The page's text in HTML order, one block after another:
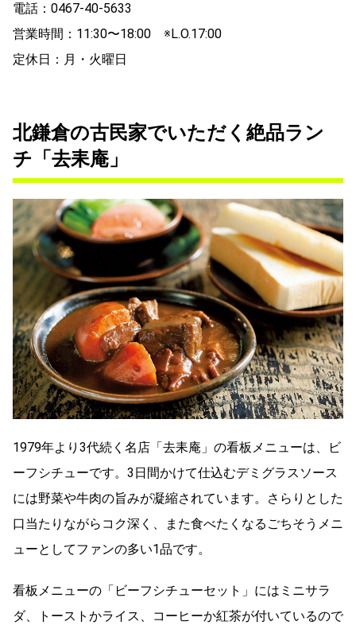
電話：0467-40-5633
営業時間：11:30〜18:00 ※L.O.17:00
定休日：月・火曜日
北鎌倉の古民家でいただく絶品ラン
チ「去耒庵」
1979年より3代続く名店「去耒庵」の看板メニューは、ビ
ーフシチューです。3日間かけて仕込むデミグラスソース
には野菜や牛肉の旨みが凝縮されています。さらりとした
口当たりながらコク深く、また食べたくなるごちそうメニ
ューとしてファンの多い1品です。
看板メニューの「ビーフシチューセット」にはミニサラ
ダ、トーストかライス、コーヒーか紅茶が付いているので